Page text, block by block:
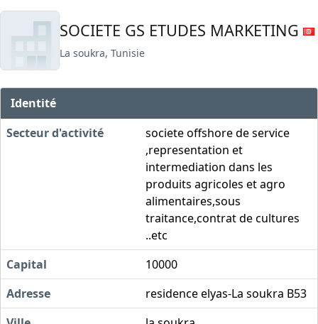
SOCIETE GS ETUDES MARKETING
La soukra, Tunisie
Identité
Secteur d'activité
societe offshore de service
,representation et
intermediation dans les
produits agricoles et agro
alimentaires,sous
traitance,contrat de cultures
..etc
Capital
10000
Adresse
residence elyas-La soukra B53